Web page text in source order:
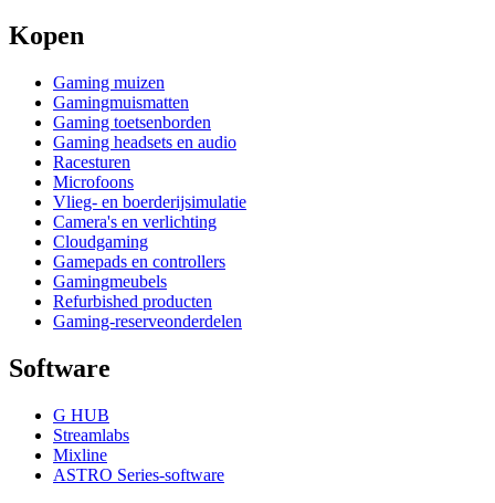
Kopen
Gaming muizen
Gamingmuismatten
Gaming toetsenborden
Gaming headsets en audio
Racesturen
Microfoons
Vlieg- en boerderijsimulatie
Camera's en verlichting
Cloudgaming
Gamepads en controllers
Gamingmeubels
Refurbished producten
Gaming-reserveonderdelen
Software
G HUB
Streamlabs
Mixline
ASTRO Series-software